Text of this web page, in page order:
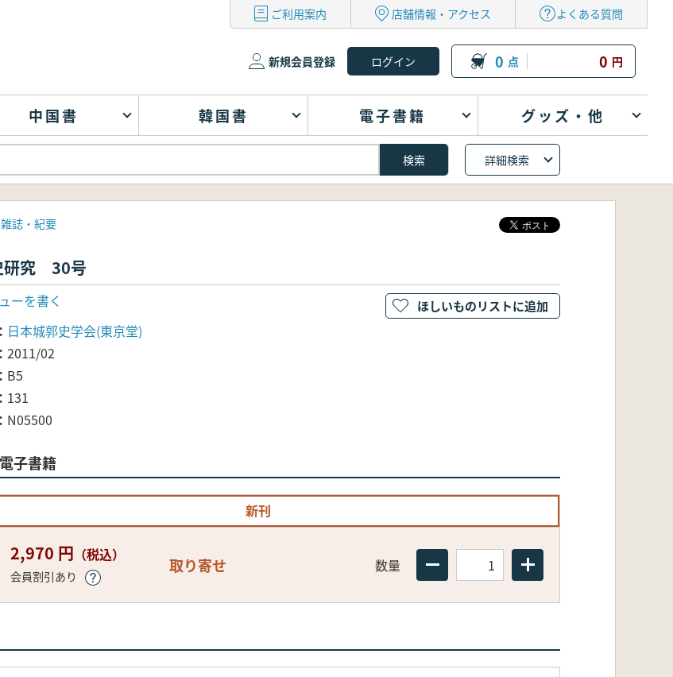
ご利用案内 店舗情報・アクセス よくある質問
新規会員登録 0 点 0 円
中国書 韓国書 電子書籍 グッズ・他
詳細検索
雑誌・紀要
研究 30号
ーを書く
日本城郭史学会(東京堂)
2011/02
B5
131
N05500
子書籍
新刊
2,970 円 （税込）
会員割引あり
取り寄せ 数量
ほしいものリストに追加